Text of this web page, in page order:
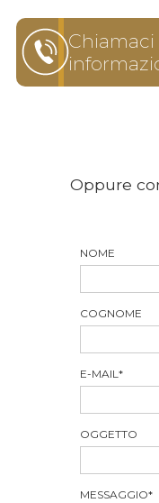
Oppure
NOME
COGNOME
E-MAIL*
OGGETTO
MESSAGGIO*